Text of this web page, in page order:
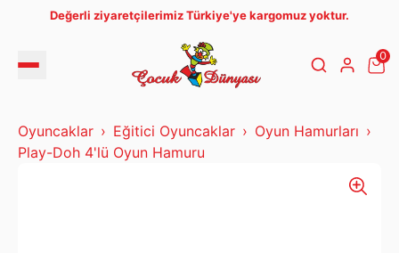
Değerli ziyaretçilerimiz Türkiye'ye kargomuz yoktur.
0
Oyuncaklar Eğitici Oyuncaklar
Oyun Hamurları
Play-Doh 4'lü Oyun Hamuru